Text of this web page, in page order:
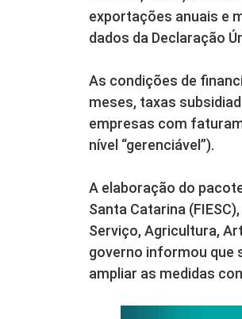
exportações anuais e
dados da Declaração
As condições de
meses, taxas
empresas com
nível “gerenciável”).
A elaboração do
Santa Catarina
Serviço, Agricultura,
governo informou que
ampliar as medidas